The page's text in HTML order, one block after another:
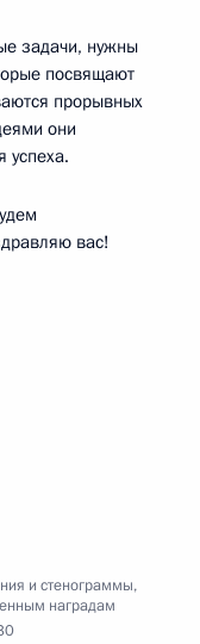
задачи, нужны
посвящают
прорывных
они
успеха.
вас!
и стенограммы,
наградам